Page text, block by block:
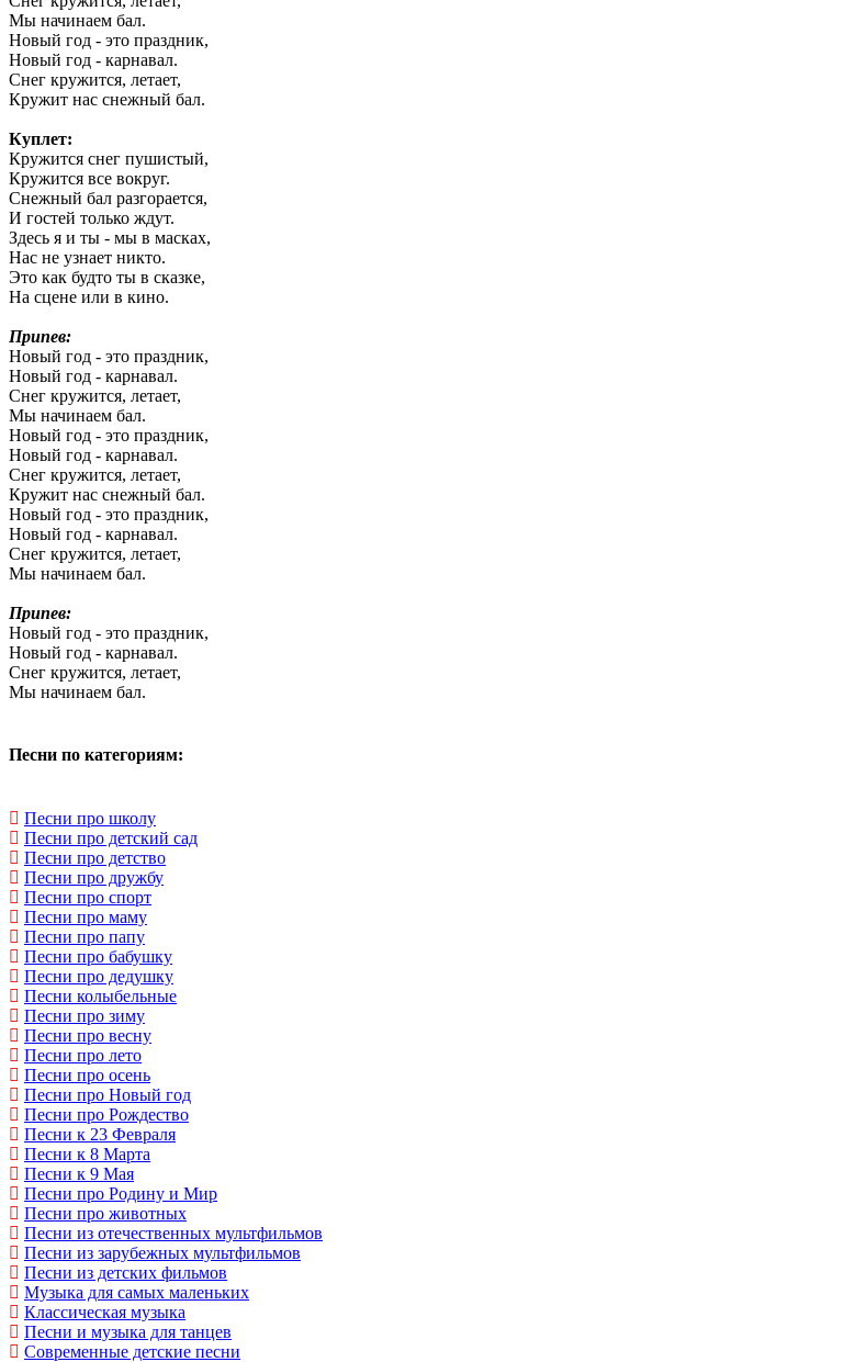
Мы начинаем бал.
Новый год - это праздник,
Новый год - карнавал.
Снег кружится, летает,
Кружит нас снежный бал.
Куплет:
Кружится снег пушистый,
Кружится все вокруг.
Снежный бал разгорается,
И гостей только ждут.
Здесь я и ты - мы в масках,
Нас не узнает никто.
Это как будто ты в сказке,
На сцене или в кино.
Припев:
Новый год - это праздник,
Новый год - карнавал.
Снег кружится, летает,
Мы начинаем бал.
Новый год - это праздник,
Новый год - карнавал.
Снег кружится, летает,
Кружит нас снежный бал.
Новый год - это праздник,
Новый год - карнавал.
Снег кружится, летает,
Мы начинаем бал.
Припев:
Новый год - это праздник,
Новый год - карнавал.
Снег кружится, летает,
Мы начинаем бал.
Песни по категориям:
Песни про школу
Песни про детский сад
Песни про детство
Песни про дружбу
Песни про спорт
Песни про маму
Песни про папу
Песни про бабушку
Песни про дедушку
Песни колыбельные
Песни про зиму
Песни про весну
Песни про лето
Песни про осень
Песни про Новый год
Песни про Рождество
Песни к 23 Февраля
Песни к 8 Марта
Песни к 9 Мая
Песни про Родину и Мир
Песни про животных
Песни из отечественных мультфильмов
Песни из зарубежных мультфильмов
Песни из детских фильмов
Музыка для самых маленьких
Классическая музыка
Песни и музыка для танцев
Современные детские песни